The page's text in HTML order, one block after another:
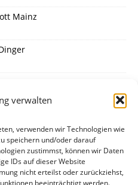
verwalten
verwenden wir Technologien wie
speichern und/oder darauf
zustimmst, können wir Daten
IDs auf dieser Website
nicht erteilst oder zurückziehst,
beeinträchtigt werden.
Mainz